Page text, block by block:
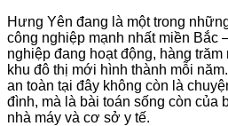
Hưng Yên đang là một trong
công nghiệp mạnh nhất miền
nghiệp đang hoạt động, hàng
khu đô thị mới hình thành mỗi
an toàn tại đây không còn là
đình, mà là bài toán sống còn của
nhà máy và cơ sở y tế.